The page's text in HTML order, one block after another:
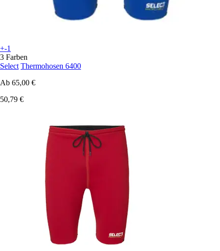
+-1
3 Farben
Select Thermohosen 6400
Ab 65,00 €
50,79 €